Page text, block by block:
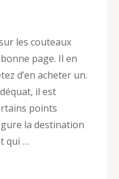
les couteaux
page. Il en
d’en acheter un.
il est
points
la destination
qui …